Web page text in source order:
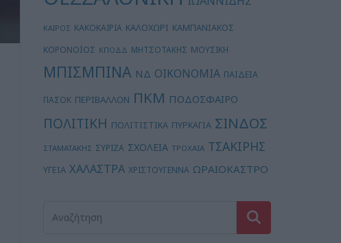
ΚΑΙΡΟΣ ΚΑΚΟΚΑΙΡΙΑ ΚΑΛΟΧΩΡΙ ΚΑΜΠΑΝΙΑΚΟΣ
ΚΟΡΟΝΟΪΟΣ ΚΠΟΔΔ ΜΗΤΣΟΤΑΚΗΣ ΜΟΥΣΙΚΗ
ΜΠΙΣΜΠΙΝΑ ΝΔ ΟΙΚΟΝΟΜΙΑ ΠΑΙΔΕΙΑ
ΠΑΣΟΚ ΠΕΡΙΒΑΛΛΟΝ ΠΚΜ ΠΟΔΟΣΦΑΙΡΟ
ΠΟΛΙΤΙΚΗ ΠΟΛΙΤΙΣΤΙΚΑ ΠΥΡΚΑΓΙΑ ΣΙΝΔΟΣ
ΣΤΑΜΑΤΑΚΗΣ ΣΥΡΙΖΑ ΣΧΟΛΕΙΑ ΤΡΟΧΑΙΑ ΤΣΑΚΙΡΗΣ
ΥΓΕΙΑ ΧΑΛΑΣΤΡΑ ΧΡΙΣΤΟΥΓΕΝΝΑ ΩΡΑΙΟΚΑΣΤΡΟ